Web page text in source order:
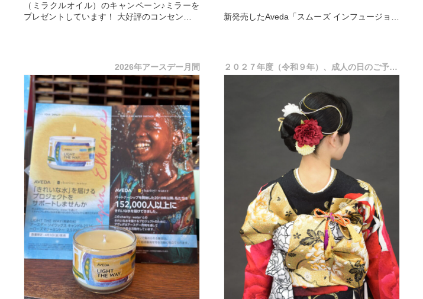
（ミラクルオイル）のキャンペーン♪ミラーを
プレゼントしています！ 大好評のコンセントレ
新発売したAveda「スムーズ インフュージョン
2026年アースデー月間 ２０２７年度（令和９年）、成人の日のご予約、受付開始しました。